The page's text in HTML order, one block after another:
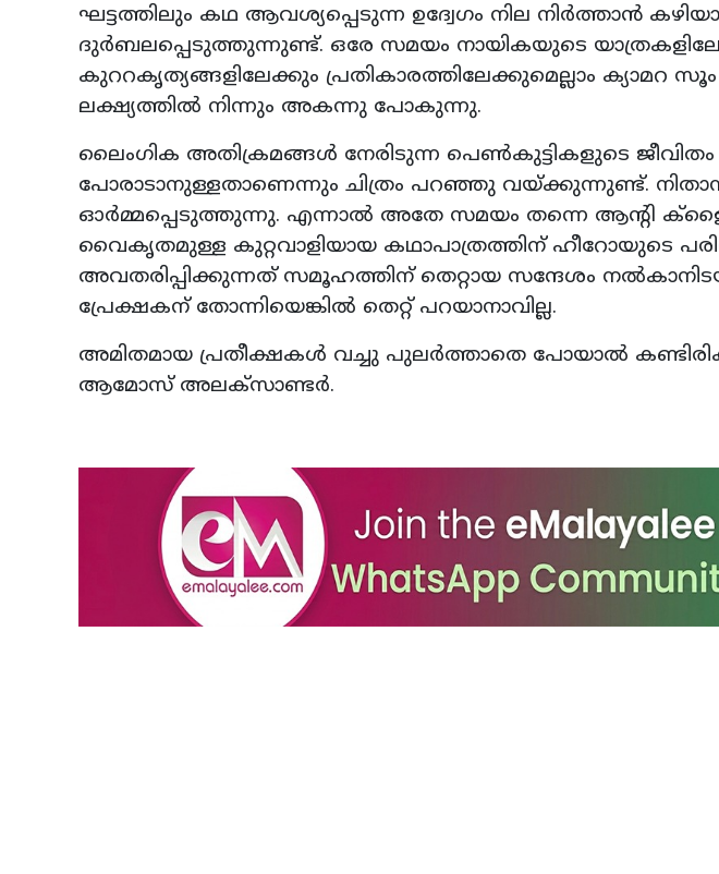
ഘട്ടത്തിലും കഥ ആവശ്യപ്പെടുന്ന ഉദ്വേഗം നില നിര്‍ത്താന്‍
ദുര്‍ബലപ്പെടുത്തുന്നുണ്ട്. ഒരേ സമയം നായികയുടെ
കുററകൃത്യങ്ങളിലേക്കും പ്രതികാരത്തിലേക്കുമെല്ലാം ക്യാമറ
ലക്ഷ്യത്തില്‍ നിന്നും അകന്നു പോകുന്നു.
ലൈംഗിക അതിക്രമങ്ങള്‍ നേരിടുന്ന പെണ്‍കുട്ടികളുടെ
പോരാടാനുള്ളതാണെന്നും ചിത്രം പറഞ്ഞു വയ്ക്കുന്നുണ്ട്.
ഓര്‍മ്മപ്പെടുത്തുന്നു. എന്നാല്‍ അതേ സമയം തന്നെ ആന്റി
വൈകൃതമുള്ള കുറ്റവാളിയായ കഥാപാത്രത്തിന് ഹീറോയുടെ
അവതരിപ്പിക്കുന്നത് സമൂഹത്തിന് തെറ്റായ സന്ദേശം
പ്രേക്ഷകന് തോന്നിയെങ്കില്‍ തെറ്റ് പറയാനാവില്ല.
അമിതമായ പ്രതീക്ഷകള്‍ വച്ചു പുലര്‍ത്താതെ പോയാല്‍
ആമോസ് അലക്‌സാണ്ടര്‍.